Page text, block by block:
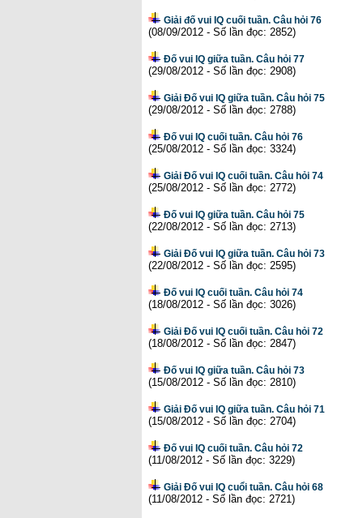
Giải đố vui IQ cuối tuần. Câu hỏi 76
(08/09/2012 - Số lần đọc: 2852)
Đố vui IQ giữa tuần. Câu hỏi 77
(29/08/2012 - Số lần đọc: 2908)
Giải Đố vui IQ giữa tuần. Câu hỏi 75
(29/08/2012 - Số lần đọc: 2788)
Đố vui IQ cuối tuần. Câu hỏi 76
(25/08/2012 - Số lần đọc: 3324)
Giải Đố vui IQ cuối tuần. Câu hỏi 74
(25/08/2012 - Số lần đọc: 2772)
Đố vui IQ giữa tuần. Câu hỏi 75
(22/08/2012 - Số lần đọc: 2713)
Giải Đố vui IQ giữa tuần. Câu hỏi 73
(22/08/2012 - Số lần đọc: 2595)
Đố vui IQ cuối tuần. Câu hỏi 74
(18/08/2012 - Số lần đọc: 3026)
Giải Đố vui IQ cuối tuần. Câu hỏi 72
(18/08/2012 - Số lần đọc: 2847)
Đố vui IQ giữa tuần. Câu hỏi 73
(15/08/2012 - Số lần đọc: 2810)
Giải Đố vui IQ giữa tuần. Câu hỏi 71
(15/08/2012 - Số lần đọc: 2704)
Đố vui IQ cuối tuần. Câu hỏi 72
(11/08/2012 - Số lần đọc: 3229)
Giải Đố vui IQ cuổi tuần. Câu hỏi 68
(11/08/2012 - Số lần đọc: 2721)